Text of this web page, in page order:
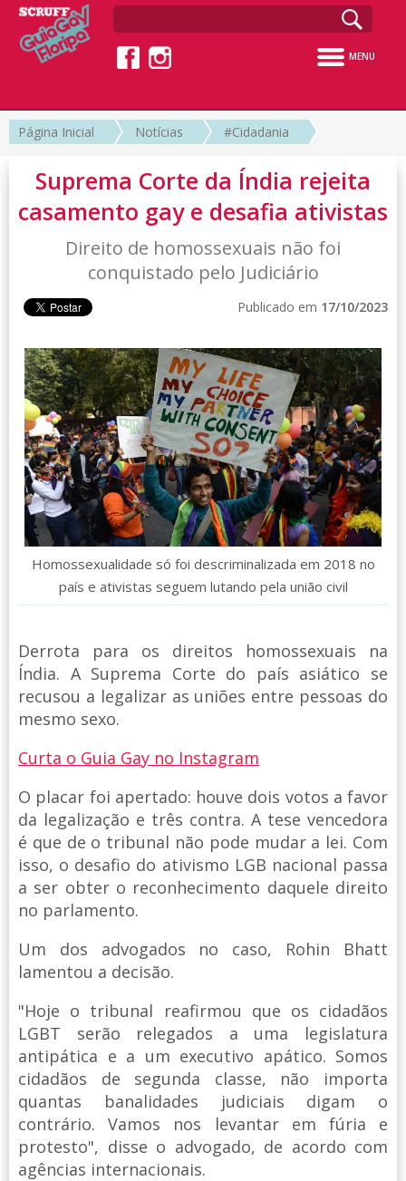
MENU
Página Inicial Notícias #Cidadania
Suprema Corte da Índia rejeita
casamento gay e desafia ativistas
Direito de homossexuais não foi
conquistado pelo Judiciário
Publicado em 17/10/2023
Homossexualidade só foi descriminalizada em 2018 no
país e ativistas seguem lutando pela união civil
Derrota para os direitos homossexuais na
Índia. A Suprema Corte do país asiático se
recusou a legalizar as uniões entre pessoas do
mesmo sexo.
Curta o Guia Gay no Instagram
O placar foi apertado: houve dois votos a favor
da legalização e três contra. A tese vencedora
é que de o tribunal não pode mudar a lei. Com
isso, o desafio do ativismo LGB nacional passa
a ser obter o reconhecimento daquele direito
no parlamento.
Um dos advogados no caso, Rohin Bhatt
lamentou a decisão.
"Hoje o tribunal reafirmou que os cidadãos
LGBT serão relegados a uma legislatura
antipática e a um executivo apático. Somos
cidadãos de segunda classe, não importa
quantas banalidades judiciais digam o
contrário. Vamos nos levantar em fúria e
protesto", disse o advogado, de acordo com
agências internacionais.